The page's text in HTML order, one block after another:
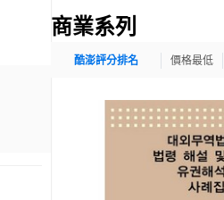
商業系列
酷澎評分排名 價格最低